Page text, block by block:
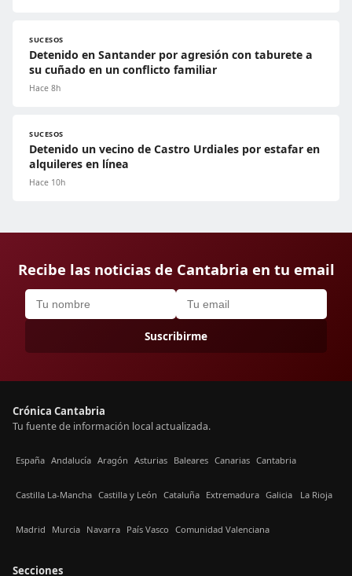
SUCESOS
Detenido en Santander por agresión con taburete a
su cuñado en un conflicto familiar
Hace 8h
SUCESOS
Detenido un vecino de Castro Urdiales por estafar en
alquileres en línea
Hace 10h
Recibe las noticias de Cantabria en tu email
Suscribirme
Crónica Cantabria
Tu fuente de información local actualizada.
España Andalucía Aragón Asturias Baleares Canarias Cantabria
Castilla La-Mancha Castilla y León Cataluña Extremadura Galicia La Rioja
Madrid Murcia Navarra País Vasco Comunidad Valenciana
Secciones